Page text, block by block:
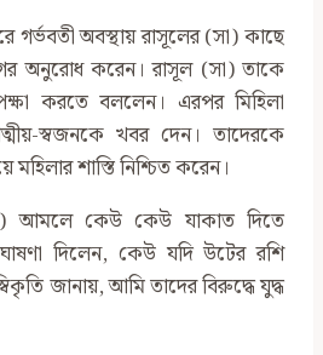
গর্ভবতী অবস্থায় রাসূলের (সা) কাছে
অনুরোধ করেন। রাসূল (সা) তাকে
করতে বললেন। এরপর মিহিলা
স্বজনকে খবর দেন। তাদেরকে
মহিলার শাস্তি নিশ্চিত করেন।
আমলে কেউ কেউ যাকাত দিতে
দিলেন, কেউ যদি উটের রশি
জানায়, আমি তাদের বিরুদ্ধে যুদ্ধ